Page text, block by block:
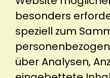
besonders
speziell zum
über Analysen,